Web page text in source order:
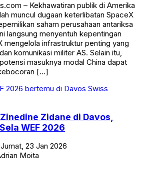
– Kekhawatiran publik di Amerika
muncul dugaan keterlibatan SpaceX
saham perusahaan antariksa
langsung menyentuh kepentingan
mengelola infrastruktur penting yang
komunikasi militer AS. Selain itu,
masuknya modal China dapat
[…]
Zidane di Davos,
WEF 2026
23 Jan 2026
Moita